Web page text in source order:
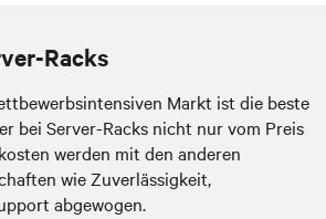
Racks
Markt ist die beste
bei Server-Racks nicht nur vom Preis
werden mit den anderen
wie Zuverlässigkeit,
abgewogen.